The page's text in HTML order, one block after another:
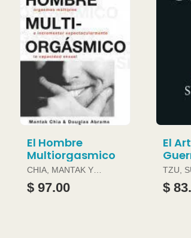
El Hombre
Multiorgasmico
CHIA, MANTAK Y
DOUGLAS ABRAMS
$ 97.00
El
TZU,
$